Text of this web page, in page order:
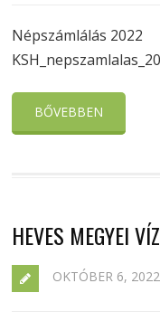
Népszámlálás 2022
BŐVEBBEN
HEVES MEGYEI
OKTÓBER 6, 2022